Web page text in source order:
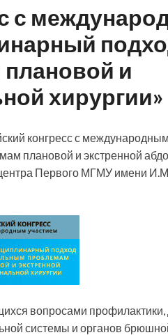
с
и
хирургии»
конгресс с
плановой и экстренной
Первого МГМУ имени
вопросами профилактики,
системы и органов